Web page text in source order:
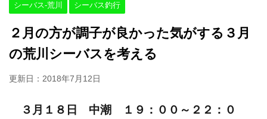
シーバス-荒川 シーバス釣行
２月の方が調子が良かった気がする３月
の荒川シーバスを考える
更新日： 2018年7月12日
３月１８日 中潮 １９：００～２２：０